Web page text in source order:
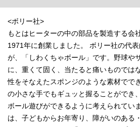
<ボリー社>
もとはヒーターの中の部品を製造する会
1971年に創業しました。 ボリー社の代
が、「しわくちゃボール」です。野球や
に、重くて固く、当たると痛いものでは
性をそなえたスポンジのような素材でで
の小さな手でもギュッと握ることができ
ボール遊びができるように考えられてい
は、子どもからお年寄り、障がいのある